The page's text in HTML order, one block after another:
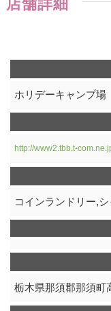
店舗詳細
ホリデーキャンプ場
http://www2.tbb.t-
コインランドリー,
栃木県那須郡那須町